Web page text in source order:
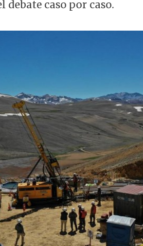
debate caso por caso.